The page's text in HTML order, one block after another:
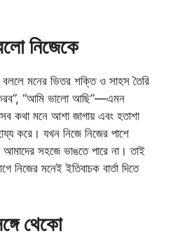
নিজেকে
বললে মনের ভিতর শক্তি ও সাহস তৈরি
করব”, “আমি ভালো আছি”—এমন
কথা মনে আশা জাগায় এবং হতাশা
করে। যখন নিজে নিজের পাশে
আমাদের সহজে ভাঙতে পারে না। তাই
মনেই ইতিবাচক বার্তা দিতে
থেকো